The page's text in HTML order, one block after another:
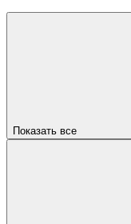
Показать все